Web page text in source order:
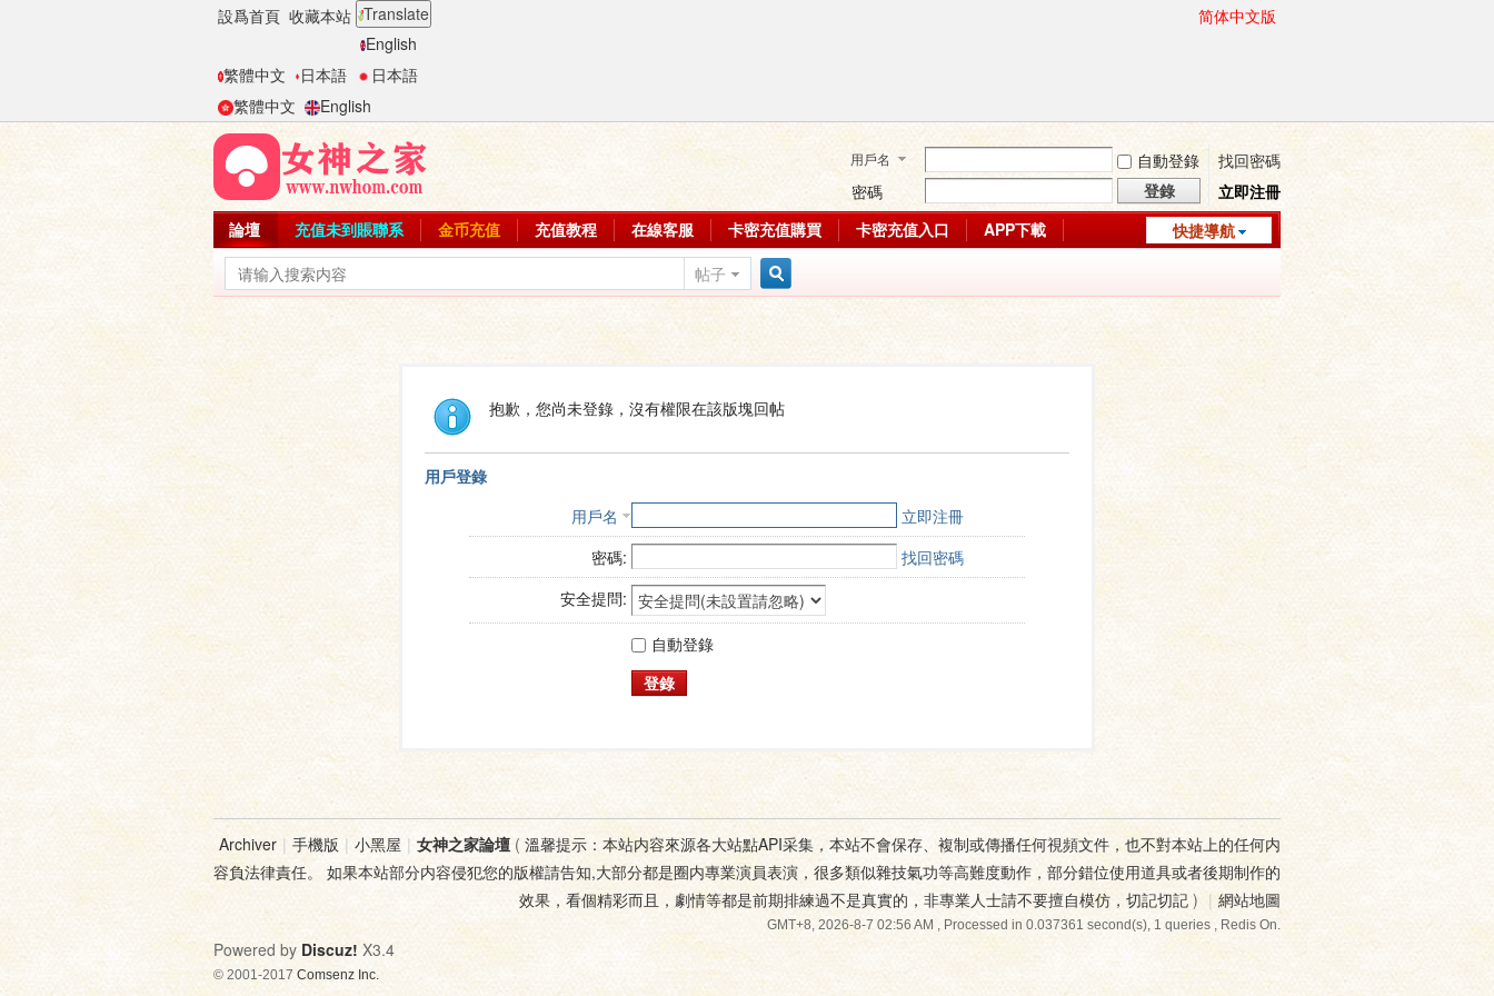
設爲首頁 收藏本站 Translate
English
繁體中文
日本語
日本語
繁體中文
English
简体中文版
用戶名 自動登錄
找回密碼
密碼
登錄
立即注冊
快捷導航
論壇 充值未到賬聯系 金币充值 充值教程 在線客服 卡密充值購買 卡密充值入口
APP下載
帖子
索
抱歉，您尚未登錄，沒有權限在該版塊回帖
用戶登錄
用戶名
立即注冊
密碼:
找回密碼
安全提問:
自動登錄
登錄
Archiver | 手機版 | 小黑屋 | 女神之家論壇( 溫馨提示：本站内容來源各大站點API采集，本站不會保存、複制或傳播任何視頻文件，也不對本站上的任何内
容負法律責任。 如果本站部分内容侵犯您的版權請告知,大部分都是圈内專業演員表演，很多類似雜技氣功等高難度動作，部分錯位使用道具或者後期制作的
效果，看個精彩而且，劇情等都是前期排練過不是真實的，非專業人士請不要擅自模仿，切記切記 ) | 網站地圖
GMT+8, 2026-8-7 02:56 AM, Processed in 0.037361 second(s), 1 queries , Redis On.
Powered by Discuz! X3.4
© 2001-2017 Comsenz Inc.